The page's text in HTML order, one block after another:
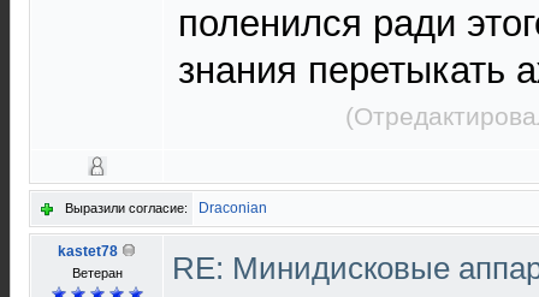
поленился ради
знания перетыкать
Выразили согласие: Draconian
kastet78
Ветеран
RE: Минидисковые